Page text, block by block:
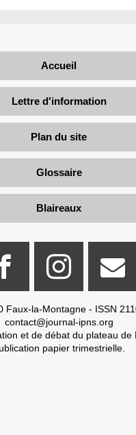
Accueil
Lettre d'information
Plan du site
Glossaire
Blaireaux
Faux-la-Montagne - ISSN
contact@journal-ipns.org
et de débat du plateau de
papier trimestrielle.